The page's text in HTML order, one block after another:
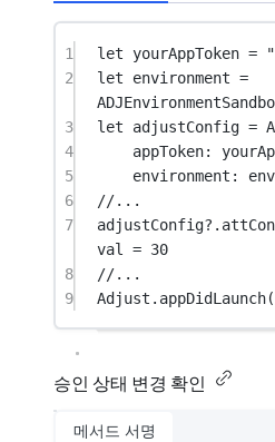
1 let yourAppToken =
2
let environment =
3
let adjustConfig =
4
appToken:
5
environment :
6
//...
7
adjustConfig?
val = 30
8
//...
9
Adjust. appDidLaunch
승인 상태 변경 확인
메서드 서명